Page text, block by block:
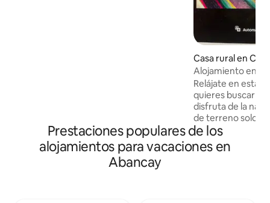
Casa rural en
Alojamiento en
Relájate en esta
quieres buscar
disfruta de la
de terreno solo
replantea tus
Cerca
atractivos
Prestaciones populares de los
alojamientos para vacaciones en
Abancay